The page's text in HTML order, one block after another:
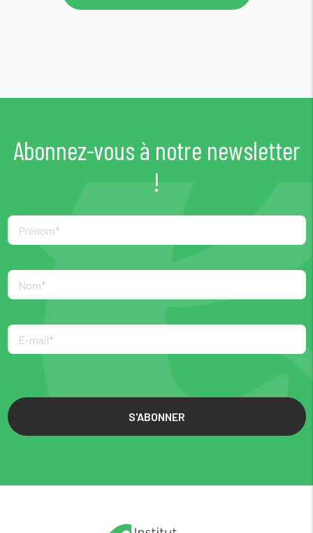
Abonnez-vous à notre newsletter
!
S'ABONNER